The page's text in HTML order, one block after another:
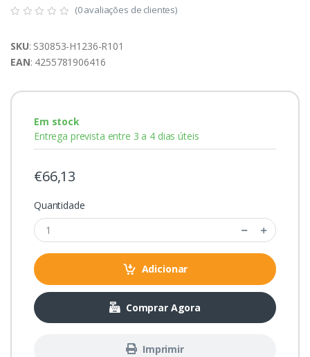
(0 avaliações de clientes)
SKU: S30853-H1236-R101
EAN: 4255781906416
Em stock
Entrega prevista entre 3 a 4 dias úteis
€66,13
Quantidade
Adicionar
Comprar Agora
Imprimir